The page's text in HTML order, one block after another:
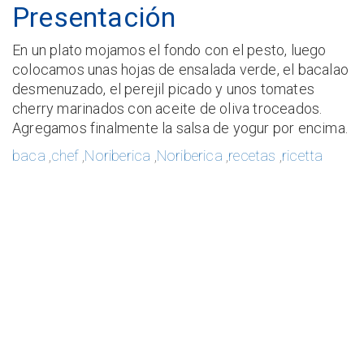
Presentación
En un plato mojamos el fondo con el pesto, luego
colocamos unas hojas de ensalada verde, el bacalao
desmenuzado, el perejil picado y unos tomates
cherry marinados con aceite de oliva troceados.
Agregamos finalmente la salsa de yogur por encima.
baca chef Noriberica Noriberica recetas ricetta